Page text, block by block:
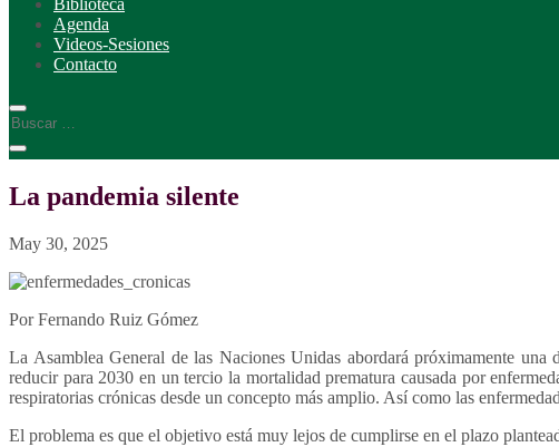
Biblioteca
Agenda
Videos-Sesiones
Contacto
La pandemia silente
May 30, 2025
Por Fernando Ruiz Gómez
La Asamblea General de las Naciones Unidas abordará próximamente
reducir para 2030 en un tercio la mortalidad prematura causada por
respiratorias crónicas desde un concepto más amplio. Así como las
El problema es que el objetivo está muy lejos de cumplirse en el plazo